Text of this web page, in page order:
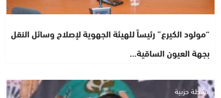
“مولود الكيرع” رئيساً للهيئة الجهوية لإصلاح وسائل النقل
بجهة العيون الساقية…
أنشطة حزبية